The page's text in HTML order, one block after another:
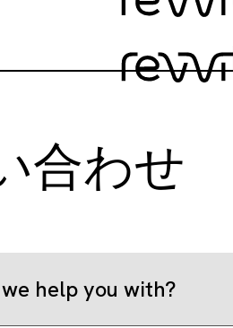
合わせ
help you with?